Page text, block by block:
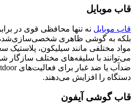
قاب موبایل
قاب موبایل نه تنها محافظی قوی در
بلکه به گوشی ظاهری شخصی‌سازی‌شده
مواد مختلفی مانند سیلیکون،
می‌توانند با سلیقه‌های مختلف سازگار
دستگاه را افزایش می‌دهند.
قاب گوشی آیفون